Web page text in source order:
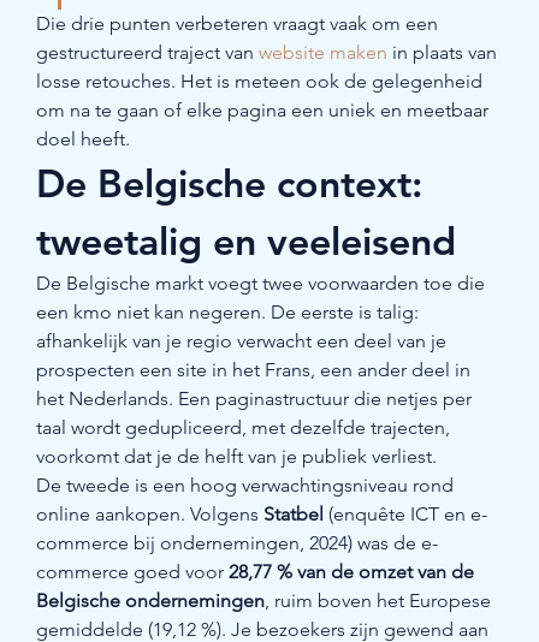
Die drie punten verbeteren vraagt vaak om een
gestructureerd traject van website maken in plaats van
losse retouches. Het is meteen ook de gelegenheid
om na te gaan of elke pagina een uniek en meetbaar
doel heeft.
De Belgische context:
tweetalig en veeleisend
De Belgische markt voegt twee voorwaarden toe die
een kmo niet kan negeren. De eerste is talig:
afhankelijk van je regio verwacht een deel van je
prospecten een site in het Frans, een ander deel in
het Nederlands. Een paginastructuur die netjes per
taal wordt gedupliceerd, met dezelfde trajecten,
voorkomt dat je de helft van je publiek verliest.
De tweede is een hoog verwachtingsniveau rond
online aankopen. Volgens Statbel (enquête ICT en e-
commerce bij ondernemingen, 2024) was de e-
commerce goed voor 28,77 % van de omzet van de
Belgische ondernemingen, ruim boven het Europese
gemiddelde (19,12 %). Je bezoekers zijn gewend aan